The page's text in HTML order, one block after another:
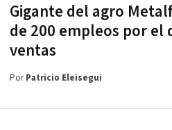
Gigante del agro
de 200 empleos por el
ventas
PorPatricio Eleisegui